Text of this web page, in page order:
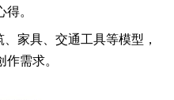
。
家具、交通工具等模型，
需求。